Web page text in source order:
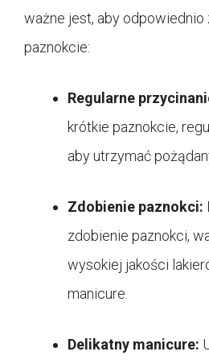
ważne jest, aby odpowiednio
paznokcie:
Regularne
krótkie paznokcie,
aby utrzymać
Zdobienie paznokci:
zdobienie paznokci,
wysokiej jakości
manicure.
Delikatny manicure: